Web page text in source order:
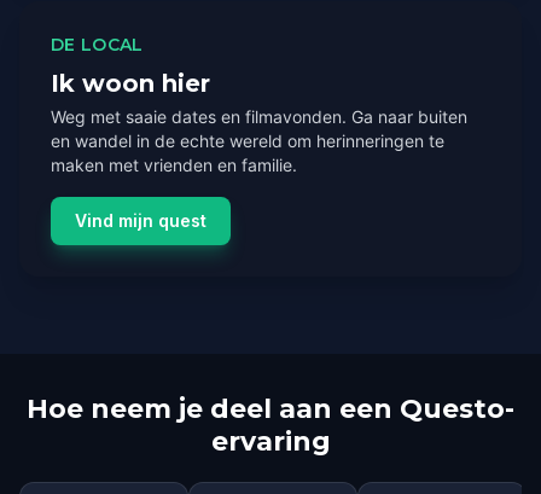
DE LOCAL
Ik woon hier
Weg met saaie dates en filmavonden. Ga naar buiten
en wandel in de echte wereld om herinneringen te
maken met vrienden en familie.
Vind mijn quest
Hoe neem je deel aan een Questo-
ervaring